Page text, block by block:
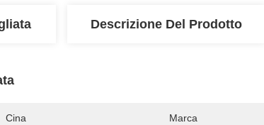
Descrizione Del Prodotto
Cina Marca